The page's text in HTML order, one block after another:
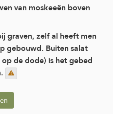
van moskeeën boven
graven, zelf al heeft men
gebouwd. Buiten salat
de dode) is het gebed